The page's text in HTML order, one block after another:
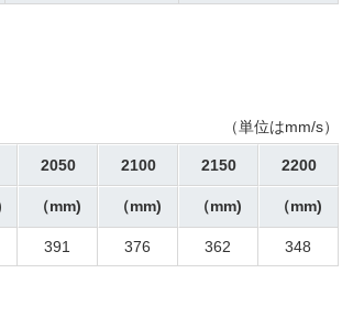
（単位はmm/s）
2050 2100 2150 2200
（mm) （mm) （mm) （mm)
391 376 362 348